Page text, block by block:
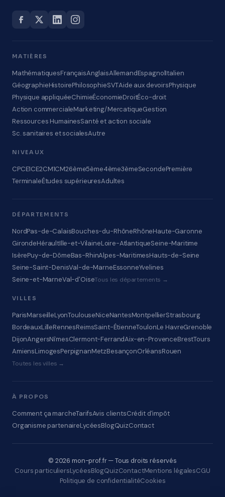
MATIÈRES
MathématiquesFrançaisAnglaisAllemandEspagnolItalien
GéographieHistoirePhilosophieSVTAide aux devoirsPhysique
Physique appliquéeChimieÉconomieDroitÉco-droit
Action commercialeMarketing/MercatiqueGestion
Ressources HumainesSanté et action sociale
Sc. sanitaires et socialesAutre
NIVEAUX
CPCE1CE2CM1CM26ème5ème4ème3èmeSecondePremière
TerminaleÉtudes supérieuresAdultes
DÉPARTEMENTS
NordPas-de-CalaisBouches-du-RhôneRhôneHaute-Garonne
GirondeHéraultIlle-et-VilaineLoire-AtlantiqueSeine-Maritime
IsèrePuy-de-DômeBas-RhinAlpes-MaritimesHauts-de-Seine
Seine-Saint-DenisVal-de-MarneEssonneYvelines
Seine-et-MarneVal-d'OiseTous les départements →
VILLES
ParisMarseilleLyonToulouseNiceNantesMontpellierStrasbourg
BordeauxLilleRennesReimsSaint-ÉtienneToulonLe HavreGrenoble
DijonAngersNîmesClermont-FerrandAix-en-ProvenceBrestTours
AmiensLimogesPerpignanMetzBesançonOrléansRouen
Toutes les villes →
À PROPOS
Comment ça marcheTarifsAvis clientsCrédit d'impôt
Organisme partenaireLycéesBlogQuizContact
© 2026 mon-prof.fr — Tous droits réservés
Cours particuliersLycéesBlogQuizContactMentions légalesCGU
Politique de confidentialitéCookies